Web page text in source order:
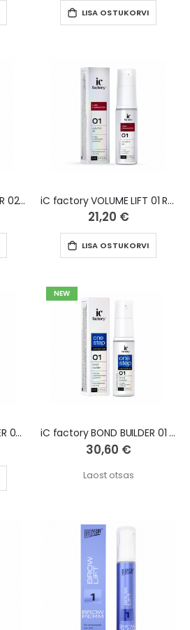
LISA OSTUKORVI
iC factory VOLUME FIXER 02 Ripsmete lamineerimiseks, 5 ml iC factory VOLUME LIFT 01 Ripsmete lamineerimiseks, 5 ml
21,20 €
LISA OSTUKORVI
iC factory VOLUME FILLER 03 One step Ripsmete lamineerimiseks, 5 ml
NEW
iC factory BOND BUILDER 01 One step Ripsmete lamineerimiseks, 5 ml
30,60 €
Laost otsas